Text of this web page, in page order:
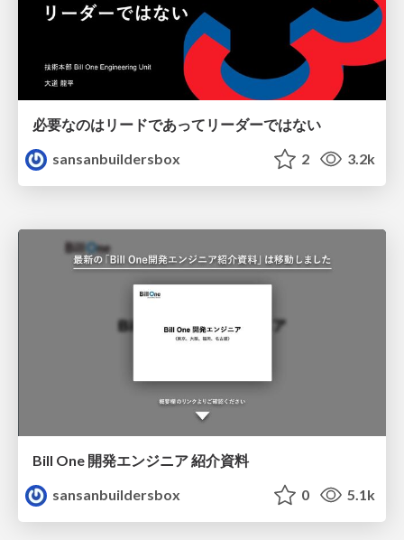
必要なのはリードであってリーダーではない
sansanbuildersbox
2 3.2k
Bill One 開発エンジニア 紹介資料
sansanbuildersbox
0 5.1k